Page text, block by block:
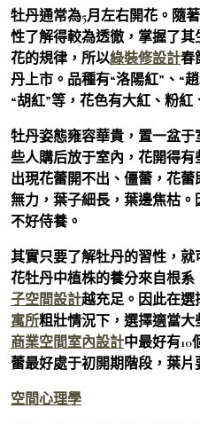
牡丹通常為5月左右開花。隨
性了解得較為透徹，掌握了其
花的規律，所以綠裝修設計春
丹上市。品種有“洛陽紅”、“
“胡紅”等，花色有大紅、粉紅
牡丹姿態雍容華貴，置一盆
些人購后放于室內，花開得有
出現花蕾開不出、僵蕾，花
無力，葉子細長，葉邊焦枯。
不好侍養。
其實只要了解牡丹的習性，
花牡丹中植株的養分來自根
子空間設計越充足。因此在
寓所粗壯情況下，選擇適當
商業空間室內設計中最好有
蕾最好處于初開期階段，葉片
空間心理學